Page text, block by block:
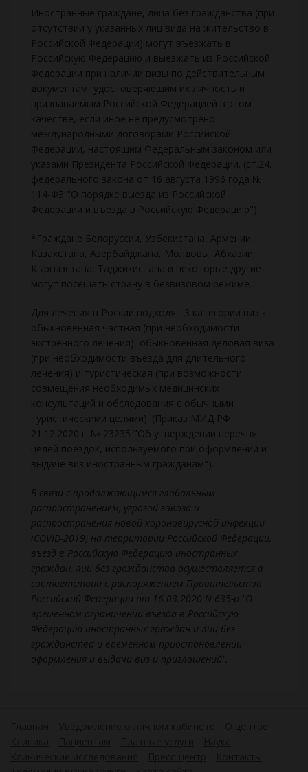
Иностранные граждане, лица без гражданства (при
отсутствии у указанных лиц вида на жительство в
Российской Федерации) могут въезжать в
Российскую Федерацию и выезжать из Российской
Федерации при наличии визы по действительным
документам, удостоверяющим их личность и
признаваемым Российской Федерацией в этом
качестве, если иное не предусмотрено
международными договорами Российской
Федерации, настоящим Федеральным законом или
указами Президента Российской Федерации. (ст.24.
федерального закона от 16 августа 1996 года №
114-ФЗ "О порядке выезда из Российской
Федерации и въезда в Российскую Федерацию").
*Граждане Белоруссии, Узбекистана, Армении,
Казахстана, Азербайджана, Молдовы, Абхазии,
Кыргызстана, Таджикистана и некоторые другие
могут посещать страну в безвизовом режиме.
Для лечения в России подходят 3 категории виз -
обыкновенная частная (при необходимости
экстренного лечения), обыкновенная деловая виза
(при необходимости въезда для длительного
лечения) и туристическая (при возможности
совмещения необходимых медицинских
консультаций и обследования с обычными
туристическими целями). (Приказ МИД РФ
21.12.2020 г. № 23235 "Об утверждении перечня
целей поездок, используемого при оформлении и
выдаче виз иностранным гражданам").
В связи с продолжающимся глобальным
распространением, угрозой завоза и
распространения новой коронавирусной инфекции
(COVID-2019) на территории Российской Федерации,
въезд в Российскую Федерацию иностранных
граждан, лиц без гражданства осуществляется в
соответствии с распоряжением Правительства
Российской Федерации от 16.03.2020 N 635-р "О
временном ограничении въезда в Российскую
Федерацию иностранных граждан и лиц без
гражданства и временном приостановлении
оформления и выдачи виз и приглашений".